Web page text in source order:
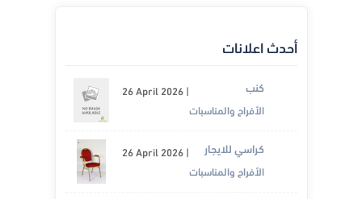
أحدث اعلانات
كنب 26 April 2026|
الأفراح والمناسبات
كراسي للايجار 26 April 2026|
الأفراح والمناسبات